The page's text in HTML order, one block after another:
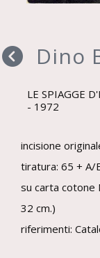
Dino
LE SPIAGGE
1972
incisione
tiratura: 65 + A/
su carta cotone
32 cm.)
riferimenti: